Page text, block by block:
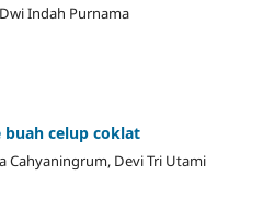
Indah Purnama
buah celup coklat
Cahyaningrum, Devi Tri Utami